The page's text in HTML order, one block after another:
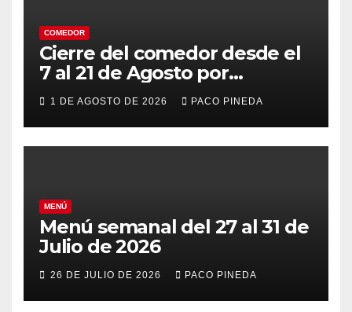
COMEDOR
Cierre del comedor desde el
7 al 21 de Agosto por
vacaciones
1 DE AGOSTO DE 2026 PACO PINEDA
MENÚ
Menú semanal del 27 al 31 de
Julio de 2026
26 DE JULIO DE 2026 PACO PINEDA